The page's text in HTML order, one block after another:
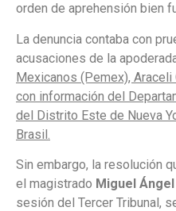
orden de aprehensión bien
La denuncia contaba con
acusaciones de la
Mexicanos (Pemex),
con información del
del Distrito Este de Nueva
Brasil.
Sin embargo, la resolución
el magistrado Miguel
sesión del Tercer Tribunal,